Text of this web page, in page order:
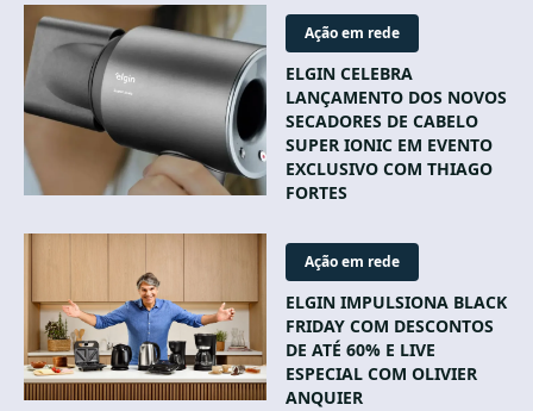
Ação em rede
ELGIN CELEBRA
LANÇAMENTO DOS NOVOS
SECADORES DE CABELO
SUPER IONIC EM EVENTO
EXCLUSIVO COM THIAGO
FORTES
Ação em rede
ELGIN IMPULSIONA BLACK
FRIDAY COM DESCONTOS
DE ATÉ 60% E LIVE
ESPECIAL COM OLIVIER
ANQUIER